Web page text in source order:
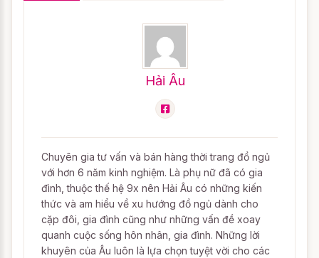
Hải Âu
Chuyên gia tư vấn và bán hàng thời trang đồ ngủ
với hơn 6 năm kinh nghiệm. Là phụ nữ đã có gia
đình, thuộc thế hệ 9x nên Hải Âu có những kiến
thức và am hiểu về xu hướng đồ ngủ dành cho
cặp đôi, gia đình cũng như những vấn đề xoay
quanh cuộc sống hôn nhân, gia đình. Những lời
khuyên của Âu luôn là lựa chọn tuyệt vời cho các